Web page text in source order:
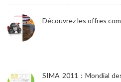
Découvrez les offres
SIMA 2011 : Mondial